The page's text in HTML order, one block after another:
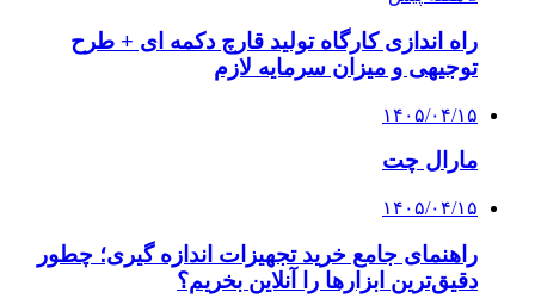
راه اندازی کارگاه تولید قارچ دکمه ای + طرح
توجیهی و میزان سرمایه لازم
۱۴۰۵/۰۴/۱۵
مارال چت
۱۴۰۵/۰۴/۱۵
راهنمای جامع خرید تجهیزات اندازه گیری؛ چطور
دقیق‌ترین ابزارها را آنلاین بخریم؟